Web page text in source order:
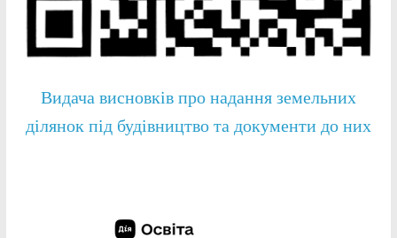
Видача висновків про надання земельних
ділянок під будівництво та документи до них